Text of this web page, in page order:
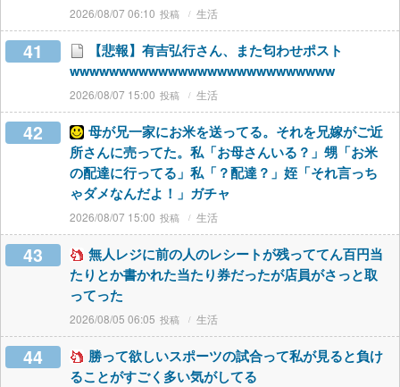
2026/08/07 06:10 生活
41
【悲報】有吉弘行さん、また匂わせポスト
wwwwwwwwwwwwwwwwwwwwwwwwwww
2026/08/07 15:00 生活
42
母が兄一家にお米を送ってる。それを兄嫁がご近
所さんに売ってた。私「お母さんいる？」甥「お米
の配達に行ってる」私「？配達？」姪「それ言っち
ゃダメなんだよ！」ガチャ
2026/08/07 15:00 生活
43
無人レジに前の人のレシートが残っててん百円当
たりとか書かれた当たり券だったが店員がさっと取
ってった
2026/08/05 06:05 生活
44
勝って欲しいスポーツの試合って私が見ると負け
ることがすごく多い気がしてる